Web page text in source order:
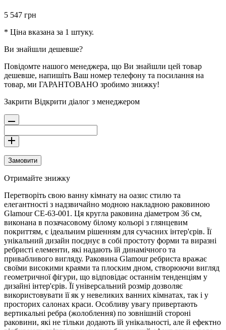
5 547 грн
* Ціна вказана за 1 штуку.
Ви знайшли дешевше?
Повідомте нашого менеджера, що Ви знайшли цей товар
дешевше, напишіть Ваш номер телефону та посилання на
товар, ми ГАРАНТОВАНО зробимо знижку!
Закрити Відкрити діалог з менеджером
Замовити
Отримайте знижку
Перетворіть свою ванну кімнату на оазис стилю та
елегантності з надзвичайно модною накладною раковиною
Glamour CE-63-001. Ця кругла раковина діаметром 36 см,
виконана в позачасовому білому кольорі з глянцевим
покриттям, є ідеальним рішенням для сучасних інтер'єрів. Її
унікальний дизайн поєднує в собі простоту форми та виразні
ребристі елементи, які надають їй динамічного та
привабливого вигляду. Раковина Glamour ребриста вражає
своїми високими краями та плоским дном, створюючи вигляд
геометричної фігури, що відповідає останнім тенденціям у
дизайні інтер'єрів. Її універсальний розмір дозволяє
використовувати її як у невеликих ванних кімнатах, так і у
просторих салонах краси. Особливу увагу привертають
вертикальні ребра (жолоблення) по зовнішній стороні
раковини, які не тільки додають їй унікальності, але й ефектно